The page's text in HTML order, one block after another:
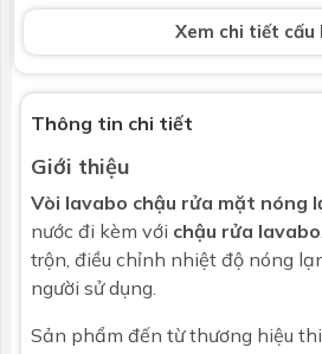
Bộ xả
Ống xả thẳng
chữ P)
Phụ kiện kèm
theo
Phụ kiện lắp đặt
Kích thước
Bảo hành Nhấp để xem
Xem chi tiết cấu
Thông tin chi tiết
Giới thiệu
Vòi lavabo chậu rửa mặt nóng
nước đi kèm với chậu rửa lavabo
trộn, điều chỉnh nhiệt độ nóng
người sử dụng.
Sản phẩm đến từ thương hiệu